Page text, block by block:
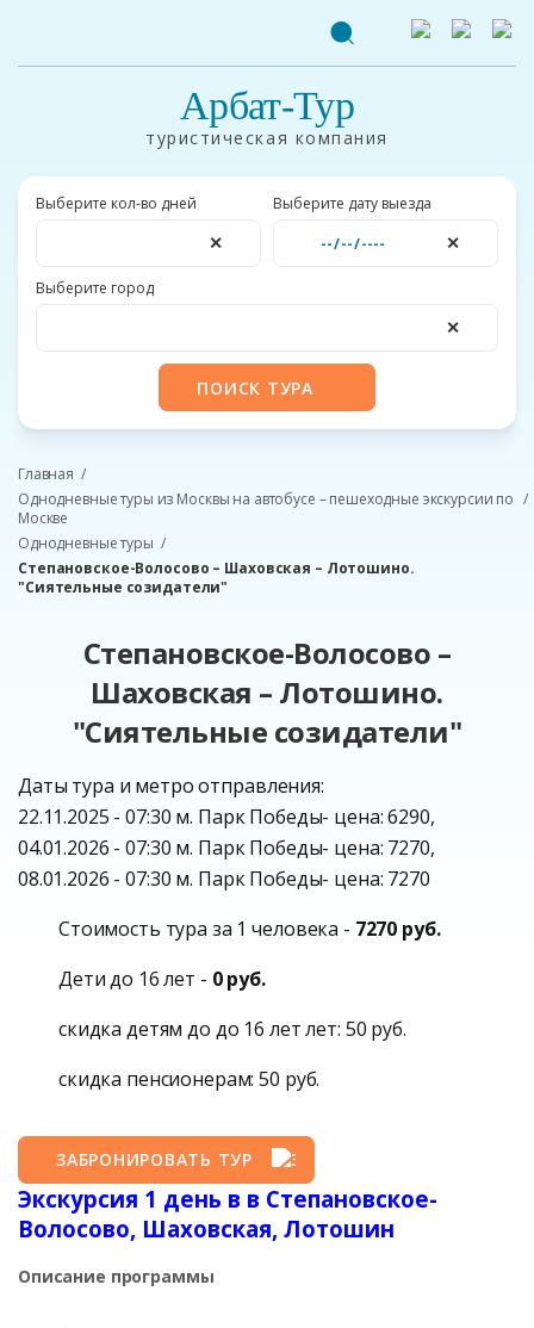
Арбат-Тур
туристическая компания
Выберите кол-во дней
✕
Выберите дату выезда
✕
Выберите город
✕
ПОИСК ТУРА
Главная
Однодневные туры из Москвы на автобусе – пешеходные экскурсии по
Москве
Однодневные туры
Степановское-Волосово – Шаховская – Лотошино.
"Сиятельные созидатели"
Степановское-Волосово –
Шаховская – Лотошино.
"Сиятельные созидатели"
Даты тура и метро отправления:
22.11.2025 - 07:30 м. Парк Победы- цена: 6290,
04.01.2026 - 07:30 м. Парк Победы- цена: 7270,
08.01.2026 - 07:30 м. Парк Победы- цена: 7270
Стоимость тура за 1 человека - 7270 руб.
Дети до 16 лет - 0 руб.
скидка детям до до 16 лет лет: 50 руб.
скидка пенсионерам: 50 руб.
ЗАБРОНИРОВАТЬ ТУР
Экскурсия 1 день в в Степановское-
Волосово, Шаховская, Лотошин
Описание программы